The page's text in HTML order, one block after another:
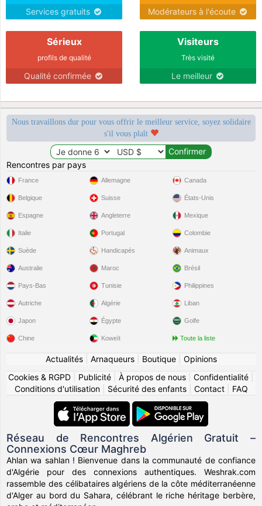
Services gratuits Modérateurs à l'écoute
Sérieux
profils de qualité
Qualité confirmée
Visiteurs
Très visité
Le meilleur
Nous travaillons dur pour vous offrir le meilleur service, soyez solidaire
s'il vous plaît
Rencontres par pays
France
Belgique
Espagne
Italie
Suède
Allemagne
Suisse
Angleterre
Portugal
Handicapés
Canada
États-Unis
Mexique
Colombie
Animaux
Australie
Pays-Bas
Autriche
Japon
Chine
Maroc
Tunisie
Algérie
Égypte
Koweït
Brésil
Philippines
Liban
Golfe
Toute la liste
Actualités| Arnaqueurs| Boutique| Opinions
Cookies & RGPD
Publicité À propos de nous Confidentialité
Conditions d'utilisation| Sécurité des enfants| Contact| FAQ
Réseau de Rencontres Algérien Gratuit –
Connexions Cœur Maghreb
Ahlan wa sahlan ! Bienvenue dans la communauté de confiance
d'Algérie pour des connexions authentiques. Weshrak.com
rassemble des célibataires algériens de la côte méditerranéenne
d'Alger au bord du Sahara, célébrant le riche héritage berbère,